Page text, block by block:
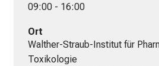
09:00 - 16:00
Ort
Walther-Straub-Institut für
Toxikologie